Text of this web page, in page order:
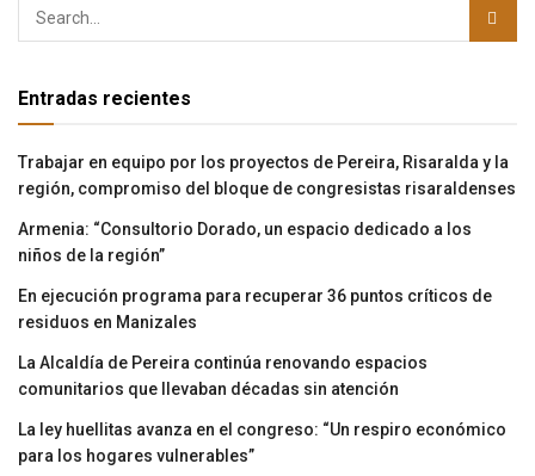
Entradas recientes
Trabajar en equipo por los proyectos de Pereira, Risaralda y la
región, compromiso del bloque de congresistas risaraldenses
Armenia: “Consultorio Dorado, un espacio dedicado a los
niños de la región”
En ejecución programa para recuperar 36 puntos críticos de
residuos en Manizales
La Alcaldía de Pereira continúa renovando espacios
comunitarios que llevaban décadas sin atención
La ley huellitas avanza en el congreso: “Un respiro económico
para los hogares vulnerables”